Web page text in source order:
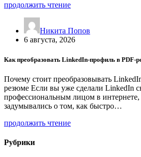
продолжить чтение
Никита Попов
6 августа, 2026
Как преобразовать LinkedIn-профиль в PDF-
Почему стоит преобразовывать
резюме Если вы уже сделали LinkedIn
профессиональным лицом в интернете,
задумывались о том, как быстро…
продолжить чтение
Рубрики